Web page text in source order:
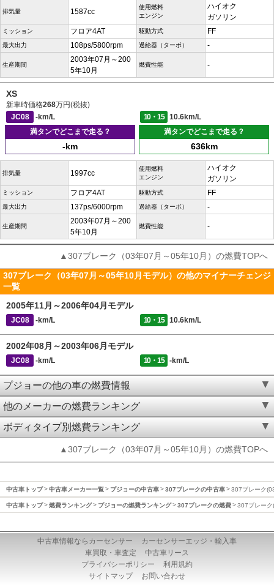
排気量 1587cc
使用燃料
エンジン
ハイオク
ガソリン
ミッション フロア4AT 駆動方式 FF
最大出力 108ps/5800rpm 過給器（ターボ） -
生産期間
2003年07月～200
5年10月
燃費性能 -
XS
新車時価格268万円(税抜)
JC08
-km/L 10・15
10.6km/L
満タンでどこまで走る？
-km
満タンでどこまで走る？
636km
排気量 1997cc
使用燃料
エンジン
ハイオク
ガソリン
ミッション フロア4AT 駆動方式 FF
最大出力 137ps/6000rpm 過給器（ターボ） -
生産期間
2003年07月～200
5年10月
燃費性能 -
▲307ブレーク（03年07月～05年10月）の燃費TOPへ
307ブレーク（03年07月～05年10月モデル）の他のマイナーチェンジ
一覧
2005年11月～2006年04月モデル
JC08 -km/L 10・15 10.6km/L
2002年08月～2003年06月モデル
JC08 -km/L 10・15 -km/L
プジョーの他の車の燃費情報
他のメーカーの燃費ランキング
ボディタイプ別燃費ランキング
▲307ブレーク（03年07月～05年10月）の燃費TOPへ
中古車トップ 中古車メーカー一覧 プジョーの中古車 307ブレークの中古車 307ブレーク
中古車トップ 燃費ランキング プジョーの燃費ランキング 307ブレークの燃費 307ブレー
中古車情報ならカーセンサー
カーセンサーエッジ・輸入車
車買取・車査定
中古車リース
プライバシーポリシー
利用規約
サイトマップ
お問い合わせ